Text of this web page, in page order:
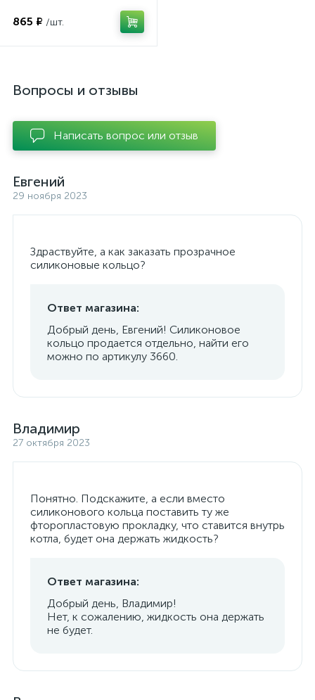
865 ₽ /шт.
Вопросы и отзывы
Написать вопрос или отзыв
Евгений
29 ноября 2023
Здраствуйте, а как заказать прозрачное
силиконовые кольцо?
Ответ магазина:
Добрый день, Евгений! Силиконовое
кольцо продается отдельно, найти его
можно по артикулу 3660.
Владимир
27 октября 2023
Понятно. Подскажите, а если вместо
силиконового кольца поставить ту же
фторопластовую прокладку, что ставится внутрь
котла, будет она держать жидкость?
Ответ магазина:
Добрый день, Владимир!
Нет, к сожалению, жидкость она держать
не будет.